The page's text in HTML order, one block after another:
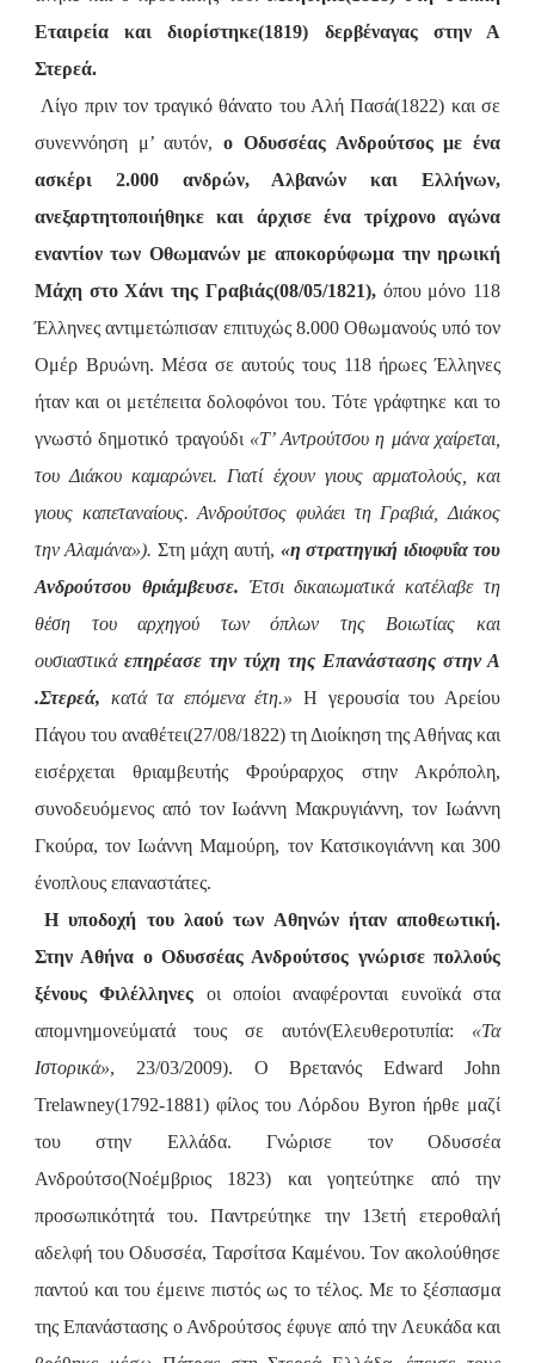
Εταιρεία και διορίστηκε(1819) δερβέναγας στην Α
Στερεά.
Λίγο πριν τον τραγικό θάνατο του Αλή Πασά(1822) και σε
συνεννόηση μ’ αυτόν, ο Οδυσσέας Ανδρούτσος με ένα
ασκέρι 2.000 ανδρών, Αλβανών και Ελλήνων,
ανεξαρτητοποιήθηκε και άρχισε ένα τρίχρονο αγώνα
εναντίον των Οθωμανών με αποκορύφωμα την ηρωική
Μάχη στο Χάνι της Γραβιάς(08/05/1821), όπου μόνο 118
Έλληνες αντιμετώπισαν επιτυχώς 8.000 Οθωμανούς υπό τον
Ομέρ Βρυώνη. Μέσα σε αυτούς τους 118 ήρωες Έλληνες
ήταν και οι μετέπειτα δολοφόνοι του. Τότε γράφτηκε και το
γνωστό δημοτικό τραγούδι «Τ’ Αντρούτσου η μάνα χαίρεται,
του Διάκου καμαρώνει. Γιατί έχουν γιους αρματολούς, και
γιους καπεταναίους. Ανδρούτσος φυλάει τη Γραβιά, Διάκος
την Αλαμάνα»). Στη μάχη αυτή, «η στρατηγική ιδιοφυΐα του
Ανδρούτσου θριάμβευσε. Έτσι δικαιωματικά κατέλαβε τη
θέση του αρχηγού των όπλων της Βοιωτίας και
ουσιαστικά επηρέασε την τύχη της Επανάστασης στην Α
.Στερεά, κατά τα επόμενα έτη.»Η γερουσία του Αρείου
Πάγου του αναθέτει(27/08/1822) τη Διοίκηση της Αθήνας και
εισέρχεται θριαμβευτής Φρούραρχος στην Ακρόπολη,
συνοδευόμενος από τον Ιωάννη Μακρυγιάννη, τον Ιωάννη
Γκούρα, τον Ιωάννη Μαμούρη, τον Κατσικογιάννη και 300
ένοπλους επαναστάτες.
Η υποδοχή του λαού των Αθηνών ήταν αποθεωτική.
Στην Αθήνα ο Οδυσσέας Ανδρούτσος γνώρισε πολλούς
ξένους Φιλέλληνες
οι οποίοι αναφέρονται ευνοϊκά στα
απομνημονεύματά τους σε αυτόν(Ελευθεροτυπία:
«Τα
Ιστορικά», 23/03/2009). Ο Βρετανός Edward John
Trelawney(1792-1881) φίλος του Λόρδου Byron ήρθε μαζί
του στην Ελλάδα. Γνώρισε τον Οδυσσέα
Ανδρούτσο(Νοέμβριος 1823) και γοητεύτηκε από την
προσωπικότητά του. Παντρεύτηκε την 13ετή ετεροθαλή
αδελφή του Οδυσσέα, Ταρσίτσα Καμένου. Τον ακολούθησε
παντού και του έμεινε πιστός ως το τέλος. Με το ξέσπασμα
της Επανάστασης ο Ανδρούτσος έφυγε από την Λευκάδα και